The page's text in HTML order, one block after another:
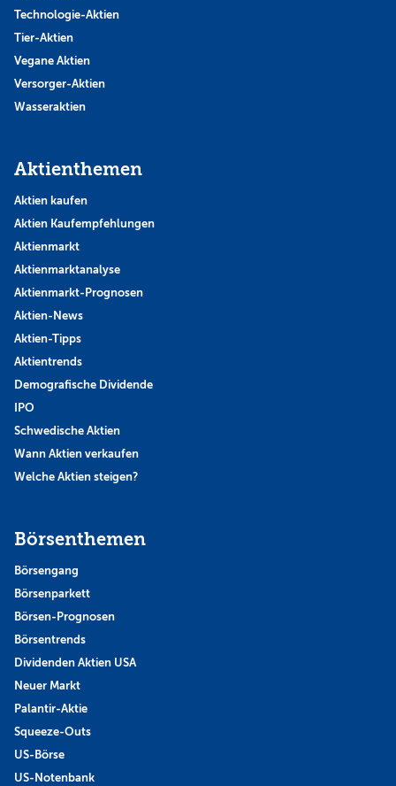
Technologie-Aktien
Tier-Aktien
Vegane Aktien
Versorger-Aktien
Wasseraktien
Aktienthemen
Aktien kaufen
Aktien Kaufempfehlungen
Aktienmarkt
Aktienmarktanalyse
Aktienmarkt-Prognosen
Aktien-News
Aktien-Tipps
Aktientrends
Demografische Dividende
IPO
Schwedische Aktien
Wann Aktien verkaufen
Welche Aktien steigen?
Börsenthemen
Börsengang
Börsenparkett
Börsen-Prognosen
Börsentrends
Dividenden Aktien USA
Neuer Markt
Palantir-Aktie
Squeeze-Outs
US-Börse
US-Notenbank